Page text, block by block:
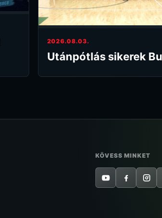
2026.08.03.
Utánpótlás sikerek
KÖVESS MINKET